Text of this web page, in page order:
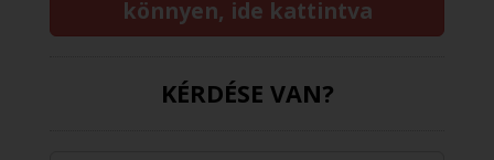
könnyen, ide kattintva
KÉRDÉSE VAN?